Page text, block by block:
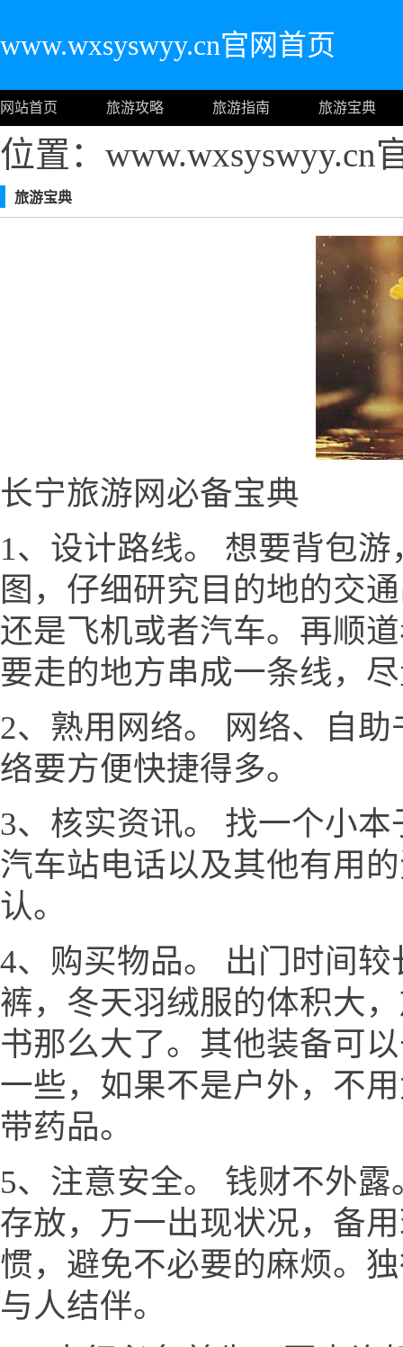
www.wxsyswyy.cn官网首页
网站首页 旅游攻略 旅游指南 旅游宝典
位置：www.wxsyswyy.cn
旅游宝典
长宁旅游网必备宝典
1、设计路线。 想要背包
图，仔细研究目的地的交
还是飞机或者汽车。再顺
要走的地方串成一条线，
2、熟用网络。 网络、自
络要方便快捷得多。
3、核实资讯。 找一个小
汽车站电话以及其他有用
认。
4、购买物品。 出门时间
裤，冬天羽绒服的体积大
书那么大了。其他装备可
一些，如果不是户外，不
带药品。
5、注意安全。 钱财不外
存放，万一出现状况，备
惯，避免不必要的麻烦。
与人结伴。